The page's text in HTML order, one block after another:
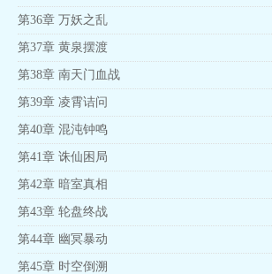
第36章 万妖之乱
第37章 黄泉摆渡
第38章 南天门血战
第39章 凌霄诘问
第40章 混沌钟鸣
第41章 诛仙困局
第42章 暗室真相
第43章 轮盘终战
第44章 幽冥暴动
第45章 时空倒溯